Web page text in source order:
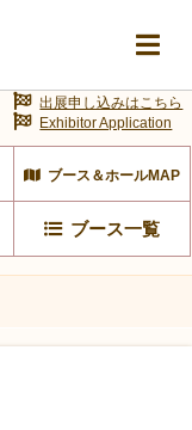
ブース＆ホールMAP
ブース一覧
出展申し込みはこちら
Exhibitor Application